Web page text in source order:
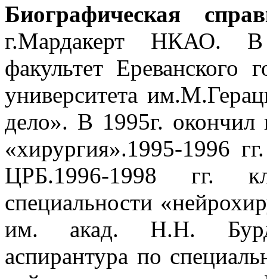
Биографическая
г.Мардакерт НКАО. В
факультет Ереванского
университета
дело». В 1995г. окончил
«хирургия».1995-1996
ЦРБ.1996-1998 гг.
специальности
им. акад. Н.Н.
аспирантура по